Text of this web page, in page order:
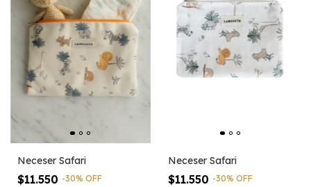
Neceser Safari
$11.550 -30% OFF
Neceser Safari
$11.550 -30% OFF